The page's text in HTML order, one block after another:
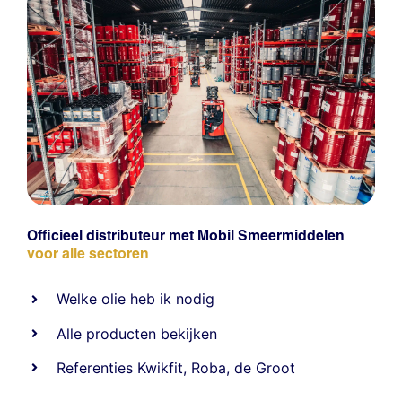
Officieel distributeur met Mobil Smeermiddelen
voor alle sectoren
Welke olie heb ik nodig
Alle producten bekijken
Referenties Kwikfit, Roba,de Groot